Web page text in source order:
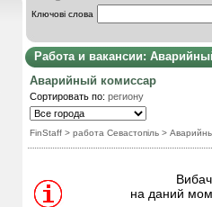
Ключові слова
Работа и вакансии:
Аварийный комисcар
Сортировать по: региону
FinStaff > работа Севастопіль >
на даний